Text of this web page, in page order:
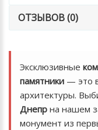
ОТЗЫВОВ (0)
Эксклюзивные
памятники — это
архитектуры.
Днепр на нашем
монумент из